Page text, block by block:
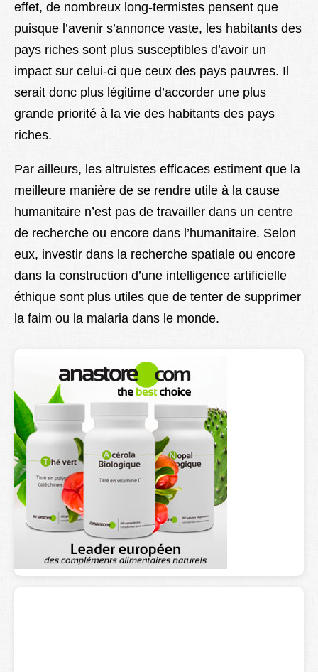
effet, de nombreux long-termistes pensent que
puisque l’avenir s’annonce vaste, les habitants des
pays riches sont plus susceptibles d’avoir un
impact sur celui-ci que ceux des pays pauvres. Il
serait donc plus légitime d’accorder une plus
grande priorité à la vie des habitants des pays
riches.
Par ailleurs, les altruistes efficaces estiment que la
meilleure manière de se rendre utile à la cause
humanitaire n’est pas de travailler dans un centre
de recherche ou encore dans l’humanitaire. Selon
eux, investir dans la recherche spatiale ou encore
dans la construction d’une intelligence artificielle
éthique sont plus utiles que de tenter de supprimer
la faim ou la malaria dans le monde.